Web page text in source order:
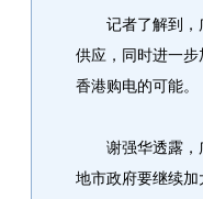
记者了解到，广
供应，同时进一
香港购电的可能。
谢强华透露，广
地市政府要继续加